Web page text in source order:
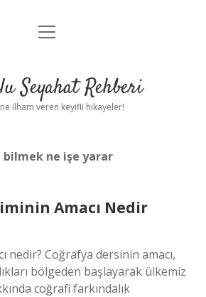
Anasayfa
Yasal Uyarı
menüyü
Seyahat Rehberi
ilham veren keyifli hikayeler!
bilmek ne işe yarar
Amacı Nedir
nedir? Coğrafya dersinin amacı,
bölgeden başlayarak ülkemiz
coğrafi farkındalık